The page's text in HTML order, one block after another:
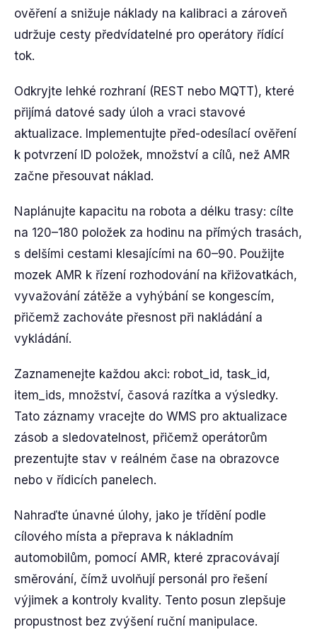
ověření a snižuje náklady na kalibraci a zároveň
udržuje cesty předvídatelné pro operátory řídící
tok.
Odkryjte lehké rozhraní (REST nebo MQTT), které
přijímá datové sady úloh a vraci stavové
aktualizace. Implementujte před-odesílací ověření
k potvrzení ID položek, množství a cílů, než AMR
začne přesouvat náklad.
Naplánujte kapacitu na robota a délku trasy: cílte
na 120–180 položek za hodinu na přímých trasách,
s delšími cestami klesajícími na 60–90. Použijte
mozek AMR k řízení rozhodování na křižovatkách,
vyvažování zátěže a vyhýbání se kongescím,
přičemž zachováte přesnost při nakládání a
vykládání.
Zaznamenejte každou akci: robot_id, task_id,
item_ids, množství, časová razítka a výsledky.
Tato záznamy vracejte do WMS pro aktualizace
zásob a sledovatelnost, přičemž operátorům
prezentujte stav v reálném čase na obrazovce
nebo v řídicích panelech.
Nahraďte únavné úlohy, jako je třídění podle
cílového místa a přeprava k nákladním
automobilům, pomocí AMR, které zpracovávají
směrování, čímž uvolňují personál pro řešení
výjimek a kontroly kvality. Tento posun zlepšuje
propustnost bez zvýšení ruční manipulace.